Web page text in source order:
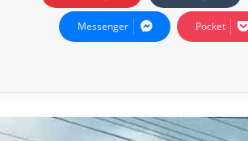
Pocket
Messenger